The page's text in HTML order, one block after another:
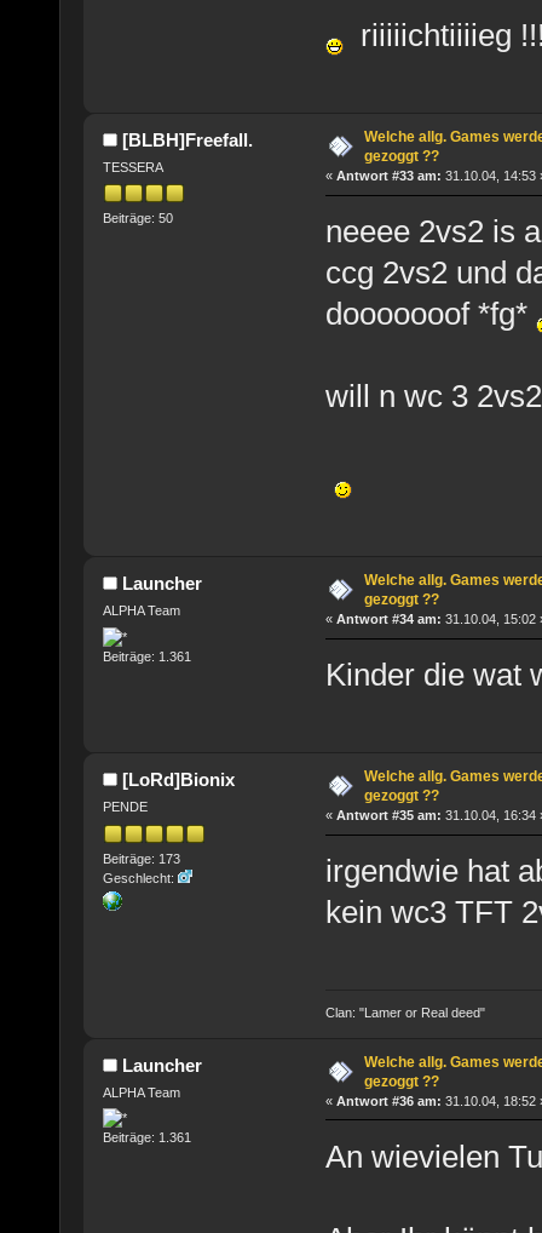
riiiiichtiiiieg
[BLBH]Freefall.
TESSERA
Beiträge: 50
Welche allg. Games
gezoggt ??
« Antwort #33 am: 31.10.04, 14:53
neeee 2vs2 is
ccg 2vs2 und
dooooooof *fg*
will n wc 3
Launcher
ALPHA Team
Beiträge: 1.361
Welche allg. Games
gezoggt ??
« Antwort #34 am: 31.10.04, 15:02
Kinder die wat
[LoRd]Bionix
PENDE
Beiträge: 173
Geschlecht:
Welche allg. Games
gezoggt ??
« Antwort #35 am: 31.10.04, 16:34
irgendwie hat
kein wc3 TFT
Clan: "Lamer or Real deed"
Launcher
ALPHA Team
Beiträge: 1.361
Welche allg. Games
gezoggt ??
« Antwort #36 am: 31.10.04, 18:52
An wievielen